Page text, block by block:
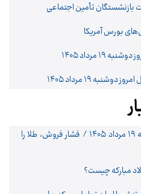
بازنشستگان تأمین اجتماعی
بورس آمریکا
مرداد ۱۴۰۵
۱۹ مرداد ۱۴۰۵
قیمت طلای جهانی امروز دوشنبه ۱۹ مرداد ۱۴۰۵ / فشار فروش، طلا را
مبارکه چیست؟